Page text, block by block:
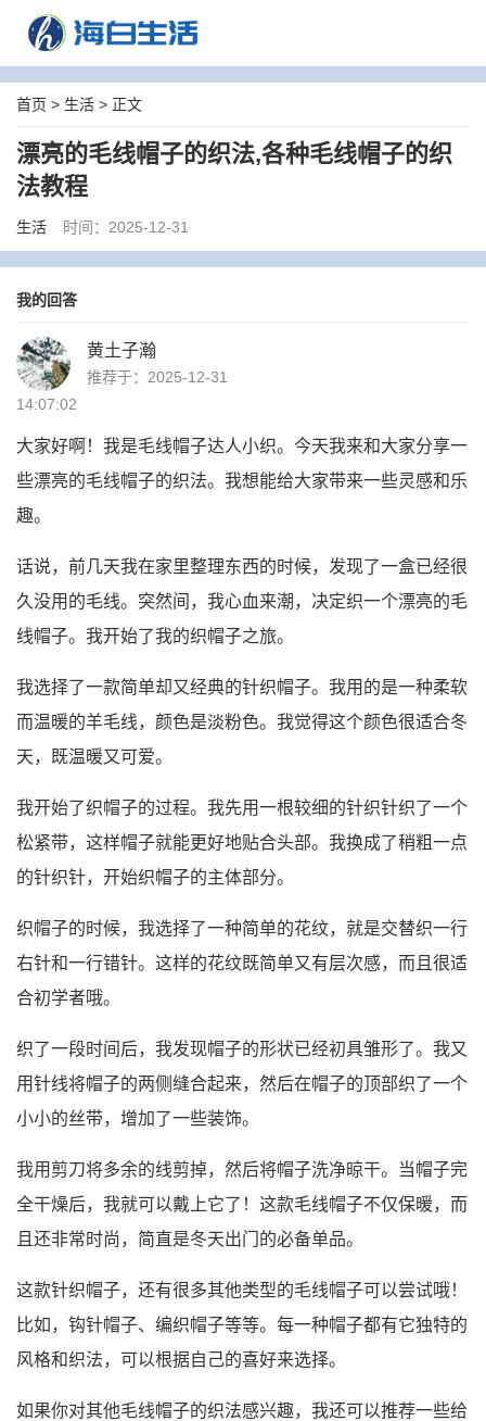
首页 > 生活 > 正文
漂亮的毛线帽子的织法,各种毛线帽子的织
法教程
生活 时间：2025-12-31
我的回答
黄土子瀚
推荐于：2025-12-31
14:07:02
大家好啊！我是毛线帽子达人小织。今天我来和大家分享一
些漂亮的毛线帽子的织法。我想能给大家带来一些灵感和乐
趣。
话说，前几天我在家里整理东西的时候，发现了一盒已经很
久没用的毛线。突然间，我心血来潮，决定织一个漂亮的毛
线帽子。我开始了我的织帽子之旅。
我选择了一款简单却又经典的针织帽子。我用的是一种柔软
而温暖的羊毛线，颜色是淡粉色。我觉得这个颜色很适合冬
天，既温暖又可爱。
我开始了织帽子的过程。我先用一根较细的针织针织了一个
松紧带，这样帽子就能更好地贴合头部。我换成了稍粗一点
的针织针，开始织帽子的主体部分。
织帽子的时候，我选择了一种简单的花纹，就是交替织一行
右针和一行错针。这样的花纹既简单又有层次感，而且很适
合初学者哦。
织了一段时间后，我发现帽子的形状已经初具雏形了。我又
用针线将帽子的两侧缝合起来，然后在帽子的顶部织了一个
小小的丝带，增加了一些装饰。
我用剪刀将多余的线剪掉，然后将帽子洗净晾干。当帽子完
全干燥后，我就可以戴上它了！这款毛线帽子不仅保暖，而
且还非常时尚，简直是冬天出门的必备单品。
这款针织帽子，还有很多其他类型的毛线帽子可以尝试哦！
比如，钩针帽子、编织帽子等等。每一种帽子都有它独特的
风格和织法，可以根据自己的喜好来选择。
如果你对其他毛线帽子的织法感兴趣，我还可以推荐一些给